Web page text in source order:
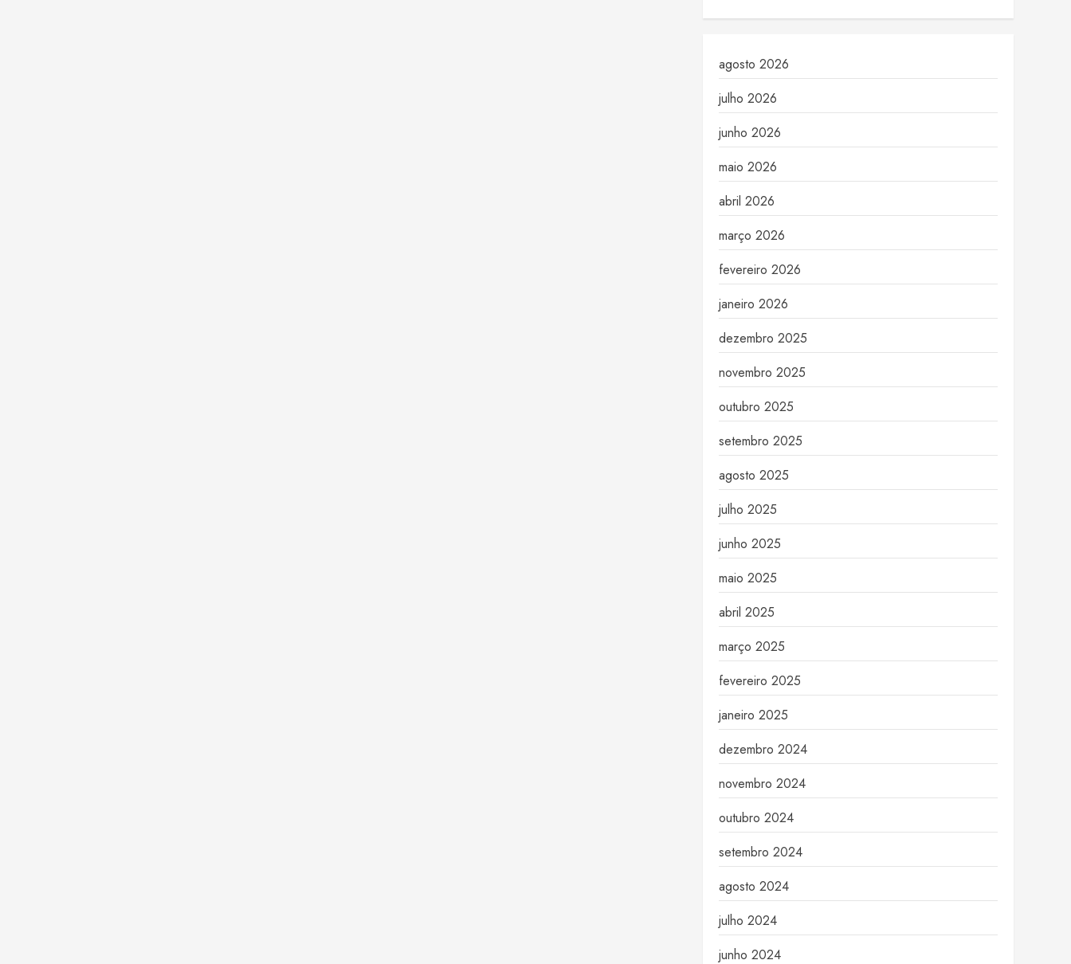
agosto 2026
julho 2026
junho 2026
maio 2026
abril 2026
março 2026
fevereiro 2026
janeiro 2026
dezembro 2025
novembro 2025
outubro 2025
setembro 2025
agosto 2025
julho 2025
junho 2025
maio 2025
abril 2025
março 2025
fevereiro 2025
janeiro 2025
dezembro 2024
novembro 2024
outubro 2024
setembro 2024
agosto 2024
julho 2024
junho 2024